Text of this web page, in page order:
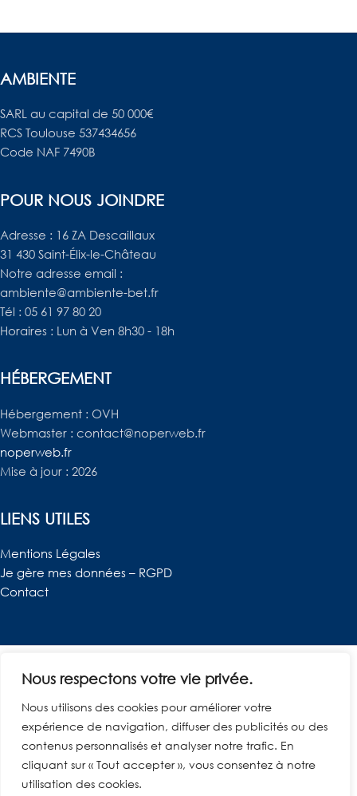
Nous respectons votre vie privée.
Nous utilisons des cookies pour améliorer votre
expérience de navigation, diffuser des publicités ou des
contenus personnalisés et analyser notre trafic. En
cliquant sur « Tout accepter », vous consentez à notre
utilisation des cookies.
AMBIENTE
SARL au capital de 50 000€
RCS Toulouse 537434656
Code NAF 7490B
POUR NOUS JOINDRE
Adresse : 16 ZA Descaillaux
31 430 Saint-Élix-le-Château
Notre adresse email :
ambiente@ambiente-bet.fr
Tél : 05 61 97 80 20
Horaires : Lun à Ven 8h30 - 18h
HÉBERGEMENT
Hébergement : OVH
Webmaster : contact@noperweb.fr
noperweb.fr
Mise à jour : 2026
LIENS UTILES
Mentions Légales
Je gère mes données – RGPD
Contact
© Ambiente